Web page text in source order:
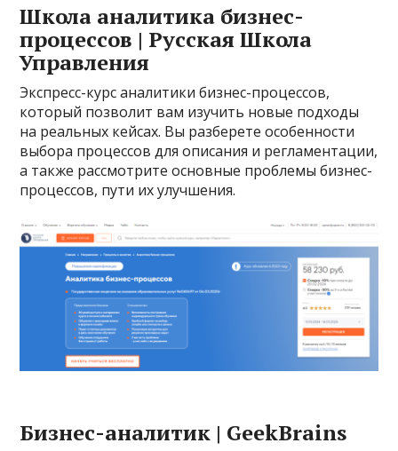
Школа аналитика бизнес-
процессов | Русская Школа
Управления
Экспресс-курс аналитики бизнес-процессов,
который позволит вам изучить новые подходы
на реальных кейсах. Вы разберете особенности
выбора процессов для описания и регламентации,
а также рассмотрите основные проблемы бизнес-
процессов, пути их улучшения.
Бизнес-аналитик | GeekBrains